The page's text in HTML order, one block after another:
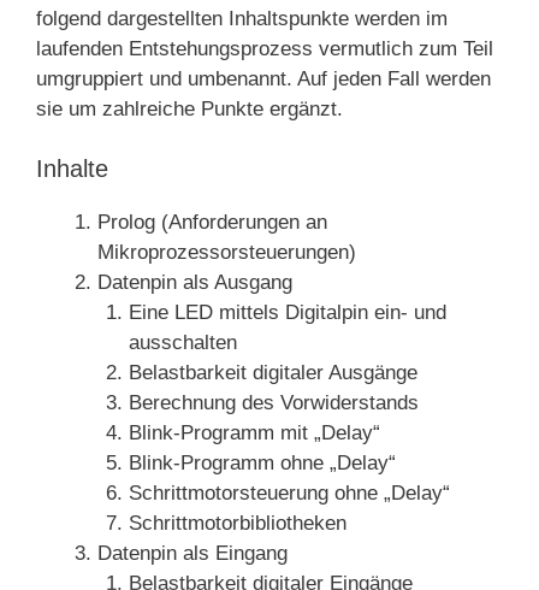
folgend dargestellten Inhaltspunkte werden im
laufenden Entstehungsprozess vermutlich zum Teil
umgruppiert und umbenannt. Auf jeden Fall werden
sie um zahlreiche Punkte ergänzt.
Inhalte
Prolog (Anforderungen an
Mikroprozessorsteuerungen)
Datenpin als Ausgang
Eine LED mittels Digitalpin ein- und
ausschalten
Belastbarkeit digitaler Ausgänge
Berechnung des Vorwiderstands
Blink-Programm mit „Delay“
Blink-Programm ohne „Delay“
Schrittmotorsteuerung ohne „Delay“
Schrittmotorbibliotheken
Datenpin als Eingang
Belastbarkeit digitaler Eingänge